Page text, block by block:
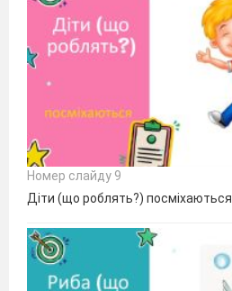
Номер слайду 9
Діти (що роблять?) посміхаються